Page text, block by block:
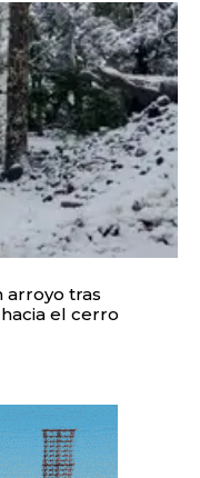
arroyo tras
el cerro